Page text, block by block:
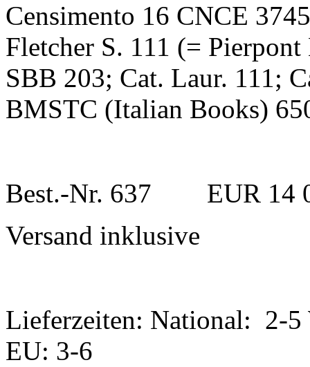
Censimento 16 CNCE
Fletcher S. 111 (=
SBB 203; Cat. Laur. 111;
BMSTC (Italian Books)
Best.-Nr. 637 EUR 14
Versand inklusive
Lieferzeiten: National: 2-5
EU: 3-6